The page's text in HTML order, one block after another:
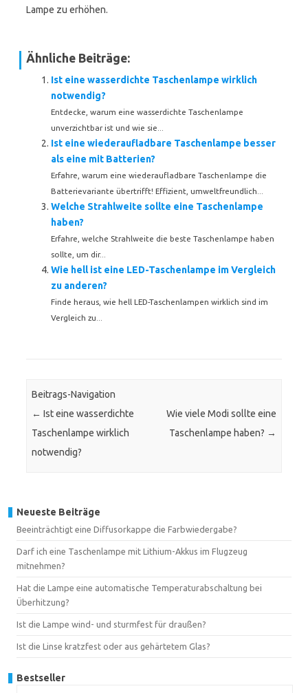
Lampe zu erhöhen.
Ähnliche Beiträge:
Ist eine wasserdichte Taschenlampe wirklich
notwendig?
Entdecke, warum eine wasserdichte Taschenlampe
unverzichtbar ist und wie sie...
Ist eine wiederaufladbare Taschenlampe besser
als eine mit Batterien?
Erfahre, warum eine wiederaufladbare Taschenlampe die
Batterievariante übertrifft! Effizient, umweltfreundlich...
Welche Strahlweite sollte eine Taschenlampe
haben?
Erfahre, welche Strahlweite die beste Taschenlampe haben
sollte, um dir...
Wie hell ist eine LED-Taschenlampe im Vergleich
zu anderen?
Finde heraus, wie hell LED-Taschenlampen wirklich sind im
Vergleich zu...
Beitrags-Navigation
← Ist eine wasserdichte
Taschenlampe wirklich
notwendig?
Wie viele Modi sollte eine
Taschenlampe haben? →
Neueste Beiträge
Beeinträchtigt eine Diffusorkappe die Farbwiedergabe?
Darf ich eine Taschenlampe mit Lithium-Akkus im Flugzeug
mitnehmen?
Hat die Lampe eine automatische Temperaturabschaltung bei
Überhitzung?
Ist die Lampe wind- und sturmfest für draußen?
Ist die Linse kratzfest oder aus gehärtetem Glas?
Bestseller